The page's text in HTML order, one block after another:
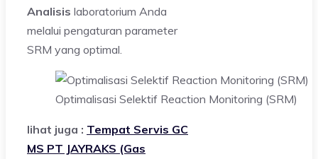
Analisis laboratorium Anda
melalui pengaturan parameter
SRM yang optimal.
Optimalisasi Selektif Reaction Monitoring (SRM)
lihat juga : Tempat Servis GC
MS PT JAYRAKS (Gas